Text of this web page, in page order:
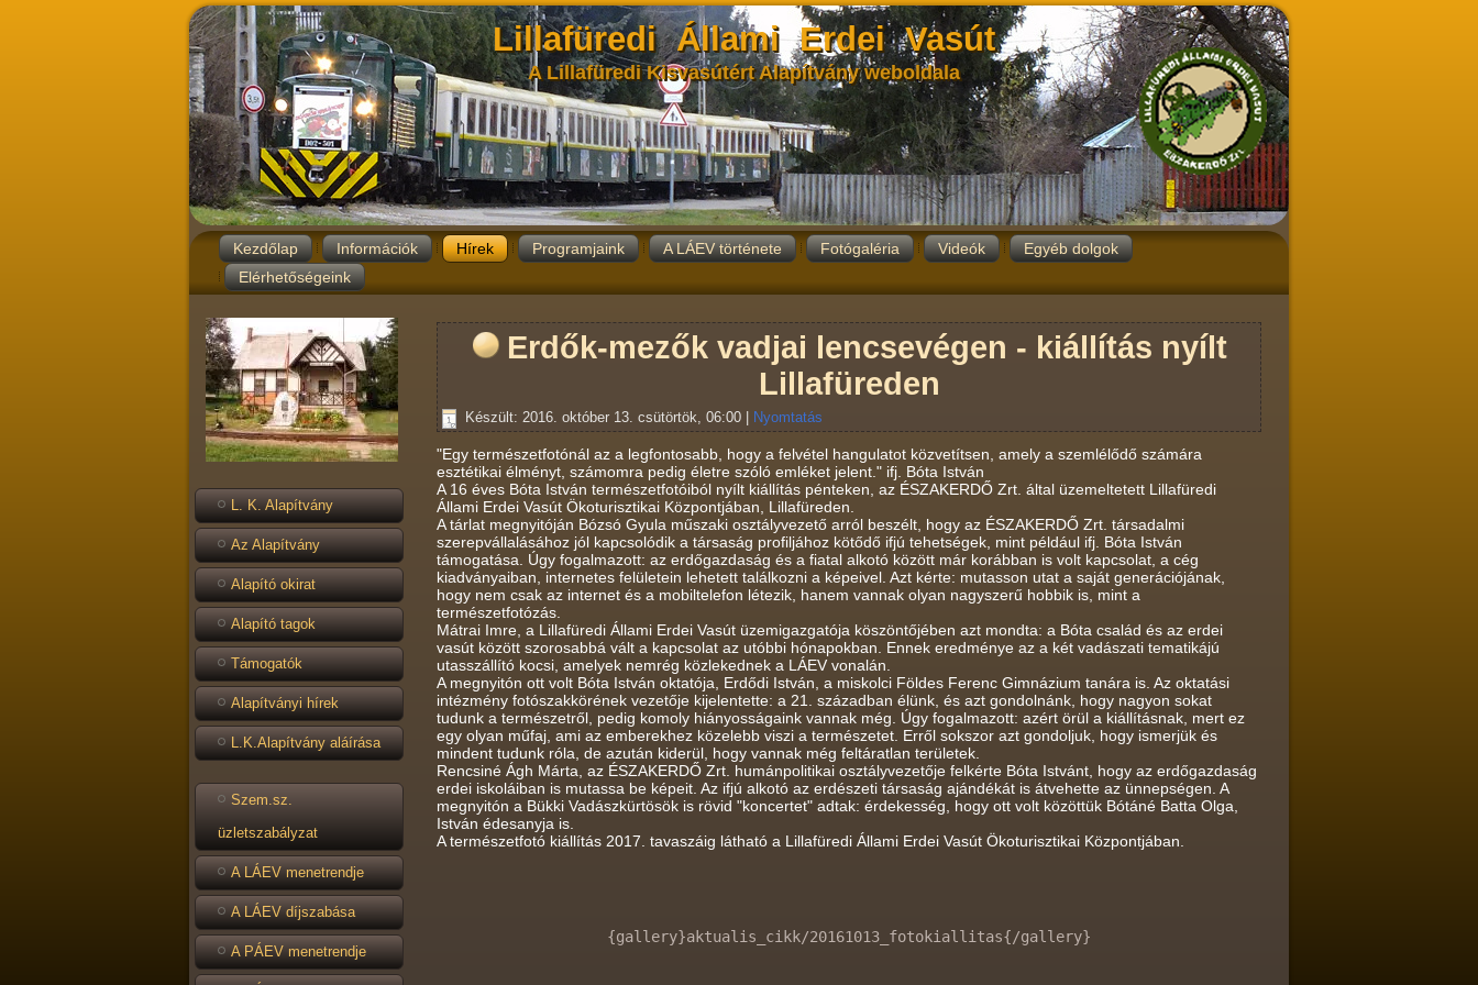
Lillafüredi Állami Erdei Vasút
A Lillafüredi Kisvasútért Alapítvány weboldala
Kezdőlap Információk Hírek Programjaink A LÁEV története Fotógaléria Videók
Egyéb dolgok
Elérhetőségeink
L. K. Alapítvány
Az Alapítvány
Alapító okirat
Alapító tagok
Támogatók
Alapítványi hírek
L.K.Alapítvány aláírása
Szem.sz.
üzletszabályzat
A LÁEV menetrendje
A LÁEV díjszabása
A PÁEV menetrendje
Erdők-mezők vadjai lencsevégen - kiállítás nyílt
Lillafüreden
Készült: 2016. október 13. csütörtök, 06:00 Nyomtatás
"Egy természetfotónál az a legfontosabb, hogy a felvétel hangulatot közvetítsen, amely a szemlélődő számára
esztétikai élményt, számomra pedig életre szóló emléket jelent." ifj. Bóta István
A 16 éves Bóta István természetfotóiból nyílt kiállítás pénteken, az ÉSZAKERDŐ Zrt. által üzemeltetett Lillafüredi
Állami Erdei Vasút Ökoturisztikai Központjában, Lillafüreden.
A tárlat megnyitóján Bózsó Gyula műszaki osztályvezető arról beszélt, hogy az ÉSZAKERDŐ Zrt. társadalmi
szerepvállalásához jól kapcsolódik a társaság profiljához kötődő ifjú tehetségek, mint például ifj. Bóta István
támogatása. Úgy fogalmazott: az erdőgazdaság és a fiatal alkotó között már korábban is volt kapcsolat, a cég
kiadványaiban, internetes felületein lehetett találkozni a képeivel. Azt kérte: mutasson utat a saját generációjának,
hogy nem csak az internet és a mobiltelefon létezik, hanem vannak olyan nagyszerű hobbik is, mint a
természetfotózás.
Mátrai Imre, a Lillafüredi Állami Erdei Vasút üzemigazgatója köszöntőjében azt mondta: a Bóta család és az erdei
vasút között szorosabbá vált a kapcsolat az utóbbi hónapokban. Ennek eredménye az a két vadászati tematikájú
utasszállító kocsi, amelyek nemrég közlekednek a LÁEV vonalán.
A megnyitón ott volt Bóta István oktatója, Erdődi István, a miskolci Földes Ferenc Gimnázium tanára is. Az oktatási
intézmény fotószakkörének vezetője kijelentette: a 21. században élünk, és azt gondolnánk, hogy nagyon sokat
tudunk a természetről, pedig komoly hiányosságaink vannak még. Úgy fogalmazott: azért örül a kiállításnak, mert ez
egy olyan műfaj, ami az emberekhez közelebb viszi a természetet. Erről sokszor azt gondoljuk, hogy ismerjük és
mindent tudunk róla, de azután kiderül, hogy vannak még feltáratlan területek.
Rencsiné Ágh Márta, az ÉSZAKERDŐ Zrt. humánpolitikai osztályvezetője felkérte Bóta Istvánt, hogy az erdőgazdaság
erdei iskoláiban is mutassa be képeit. Az ifjú alkotó az erdészeti társaság ajándékát is átvehette az ünnepségen. A
megnyitón a Bükki Vadászkürtösök is rövid "koncertet" adtak: érdekesség, hogy ott volt közöttük Bótáné Batta Olga,
István édesanyja is.
A természetfotó kiállítás 2017. tavaszáig látható a Lillafüredi Állami Erdei Vasút Ökoturisztikai Központjában.
{gallery}aktualis_cikk/20161013_fotokiallitas{/gallery}